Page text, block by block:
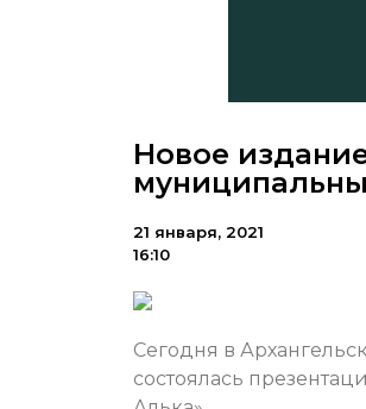
Новое
21 января, 2021
16:10
Сегодня в
состоялась